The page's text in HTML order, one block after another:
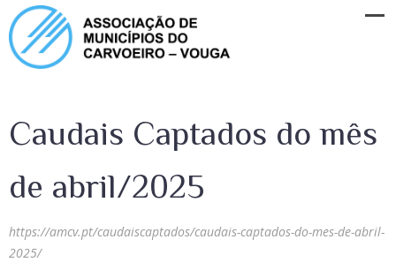
Caudais Captados do mês
de abril/2025
https://amcv.pt/caudaiscaptados/caudais-captados-do-mes-de-abril-
2025/